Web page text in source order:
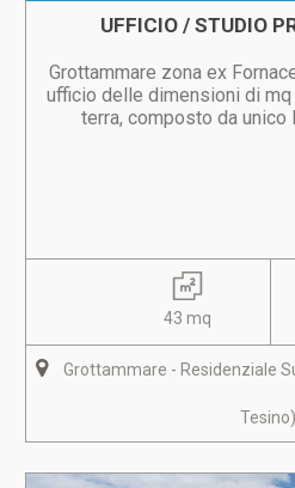
UFFICIO / STUDIO
Grottammare zona ex
ufficio delle dimensioni di
terra, composto da unico
43 mq
Grottammare - Residenziale
Tesino)